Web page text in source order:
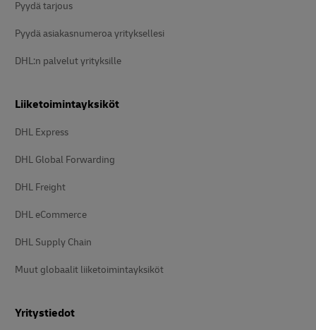
Pyydä tarjous
Pyydä asiakasnumeroa yrityksellesi
DHL:n palvelut yrityksille
Liiketoimintayksiköt
DHL Express
DHL Global Forwarding
DHL Freight
DHL eCommerce
DHL Supply Chain
Muut globaalit liiketoimintayksiköt
Yritystiedot